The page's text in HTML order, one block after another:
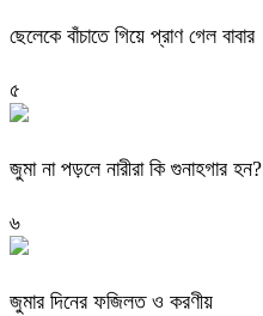
ছেলেকে বাঁচাতে গিয়ে প্রাণ গেল বাবার
৫
জুমা না পড়লে নারীরা কি গুনাহগার হন?
৬
জুমার দিনের ফজিলত ও করণীয়